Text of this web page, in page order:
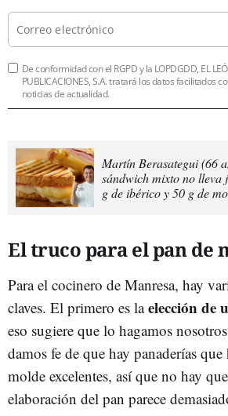
De conformidad con el RGPD y la LOPDGDD, EL
PUBLICACIONES, S.A. tratará los datos facilitados
noticias de actualidad.
Martín Berasategui (66
sándwich mixto no lleva
g de ibérico y 50 g de
El truco para el pan de
Para el cocinero de Manresa, hay
claves. El primero es laelección de
eso sugiere que lo hagamos
damos fe de que hay panaderías que
molde excelentes, así que no hay
elaboración del pan parece